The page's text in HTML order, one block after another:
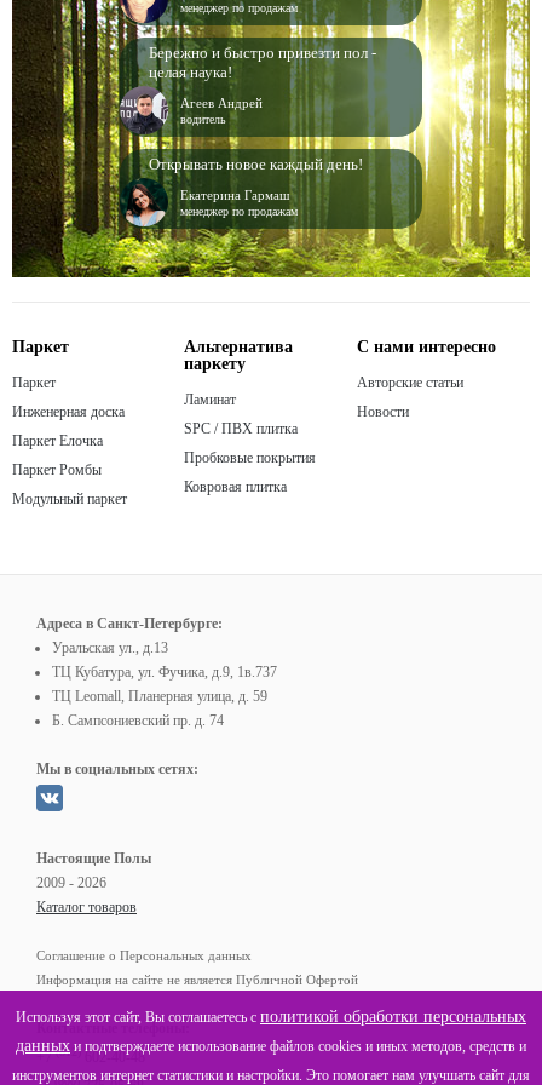
менеджер по продажам
Бережно и быстро привезти пол -
целая наука!
Агеев Андрей
водитель
Открывать новое каждый день!
Екатерина Гармаш
менеджер по продажам
Паркет
Паркет
Инженерная доска
Паркет Елочка
Паркет Ромбы
Модульный паркет
Альтернатива
паркету
Ламинат
SPC / ПВХ плитка
Пробковые покрытия
Ковровая плитка
С нами интересно
Авторские статьи
Новости
Адреса в Санкт-Петербурге:
Уральская ул., д.13
ТЦ Кубатура, ул. Фучика, д.9, 1в.737
ТЦ Leomall, Планерная улица, д. 59
Б. Сампсониевский пр. д. 74
Мы в социальных сетях:
Настоящие Полы
2009 - 2026
Каталог товаров
Соглашение о Персональных данных
Информация на сайте не является Публичной Офертой
Контактные телефоны:
+7(812)
602-40-48
(800)
Используя этот сайт, Вы соглашаетесь с политикой обработки персональных
данных и подтверждаете использование файлов cookies и иных методов, средств и
инструментов интернет статистики и настройки. Это помогает нам улучшать сайт для